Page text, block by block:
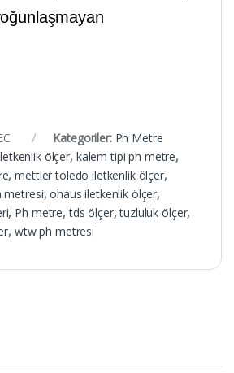
Kategoriler: Ph Metre
ölçer, kalem tipi ph metre,
,mettler toledo iletkenlik ölçer,
metresi,ohaus iletkenlik ölçer,
, Ph metre,tds ölçer,tuzluluk ölçer,
, wtw ph metresi